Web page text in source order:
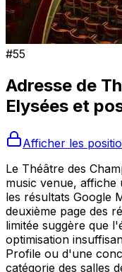
#55
Adresse de
Elysées et
Afficher les
Le Théâtre des
music venue, affiche
les résultats Google
deuxième page des
limitée suggère que
optimisation
Profile ou d'une
catégorie des salles